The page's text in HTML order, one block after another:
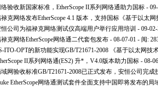
络验收新国家标准，EtherScope II系列网络通助力国标 -
克网络发布EtherScope 4.1 版本，支持国标《基于以太
公司为福禄克网络测试仪高端用户举行应用培训 - 09-
克网络EtherScope网络通二代套包发布 - 08-07-01 - 阅:
ITO-OPT的新功能实现GB/T21671-2008 《基于以太网
II系列网络通(ES2) 升* ，V4.0版本助力国标 - 08-
域网验收标准GB/T21671-2008已正式发布，安恒公司完成
EtherScope网络通测试套件全面支持中国即将发布的局